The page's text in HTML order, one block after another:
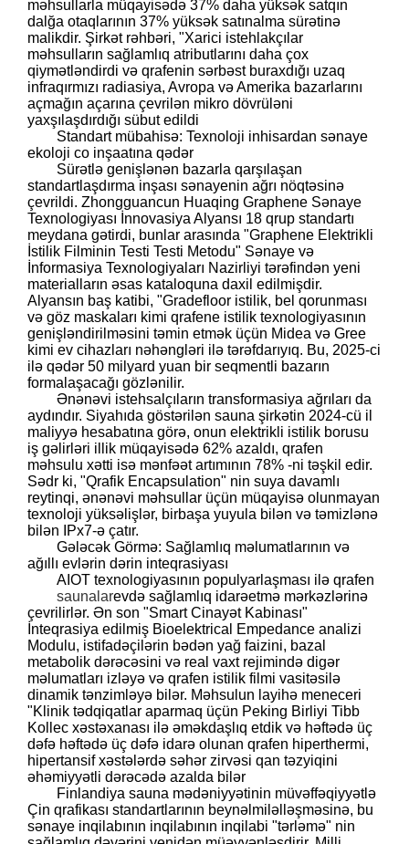
məhsullarla müqayisədə 37% daha yüksək satqın
dalğa otaqlarının 37% yüksək satınalma sürətinə
malikdir. Şirkət rəhbəri, "Xarici istehlakçılar
məhsulların sağlamlıq atributlarını daha çox
qiymətləndirdi və qrafenin sərbəst buraxdığı uzaq
infraqırmızı radiasiya, Avropa və Amerika bazarlarını
açmağın açarına çevrilən mikro dövrüləni
yaxşılaşdırdığı sübut edildi
Standart mübahisə: Texnoloji inhisardan sənaye
ekoloji co inşaatına qədər
Sürətlə genişlənən bazarla qarşılaşan
standartlaşdırma inşası sənayenin ağrı nöqtəsinə
çevrildi. Zhongguancun Huaqing Graphene Sənaye
Texnologiyası İnnovasiya Alyansı 18 qrup standartı
meydana gətirdi, bunlar arasında "Graphene Elektrikli
İstilik Filminin Testi Testi Metodu" Sənaye və
İnformasiya Texnologiyaları Nazirliyi tərəfindən yeni
materialların əsas kataloquna daxil edilmişdir.
Alyansın baş katibi, "Gradefloor istilik, bel qorunması
və göz maskaları kimi qrafene istilik texnologiyasının
genişləndirilməsini təmin etmək üçün Midea və Gree
kimi ev cihazları nəhəngləri ilə tərəfdarıyıq. Bu, 2025-ci
ilə qədər 50 milyard yuan bir seqmentli bazarın
formalaşacağı gözlənilir.
Ənənəvi istehsalçıların transformasiya ağrıları da
aydındır. Siyahıda göstərilən sauna şirkətin 2024-cü il
maliyyə hesabatına görə, onun elektrikli istilik borusu
iş gəlirləri illik müqayisədə 62% azaldı, qrafen
məhsulu xətti isə mənfəət artımının 78% -ni təşkil edir.
Sədr ki, "Qrafik Encapsulation" nin suya davamlı
reytinqi, ənənəvi məhsullar üçün müqayisə olunmayan
texnoloji yüksəlişlər, birbaşa yuyula bilən və təmizlənə
bilən IPx7-ə çatır.
Gələcək Görmə: Sağlamlıq məlumatlarının və
ağıllı evlərin dərin inteqrasiyası
AIOT texnologiyasının populyarlaşması ilə qrafen
saunalarevdə sağlamlıq idarəetmə mərkəzlərinə
çevrilirlər. Ən son "Smart Cinayət Kabinası"
İnteqrasiya edilmiş Bioelektrical Empedance analizi
Modulu, istifadəçilərin bədən yağ faizini, bazal
metabolik dərəcəsini və real vaxt rejimində digər
məlumatları izləyə və qrafen istilik filmi vasitəsilə
dinamik tənzimləyə bilər. Məhsulun layihə meneceri
"Klinik tədqiqatlar aparmaq üçün Peking Birliyi Tibb
Kollec xəstəxanası ilə əməkdaşlıq etdik və həftədə üç
dəfə həftədə üç dəfə idarə olunan qrafen hiperthermi,
hipertansif xəstələrdə səhər zirvəsi qan təzyiqini
əhəmiyyətli dərəcədə azalda bilər
Finlandiya sauna mədəniyyətinin müvəffəqiyyətlə
Çin qrafikası standartlarının beynəlmiləlləşməsinə, bu
sənaye inqilabının inqilabının inqilabi "tərləmə" nin